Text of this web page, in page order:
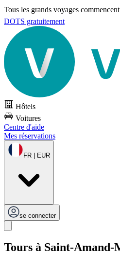
Tous les grands voyages
DOTS gratuitement
Hôtels
Voitures
Centre d'aide
Mes réservations
FR | EUR
se connecter
Tours à Saint-